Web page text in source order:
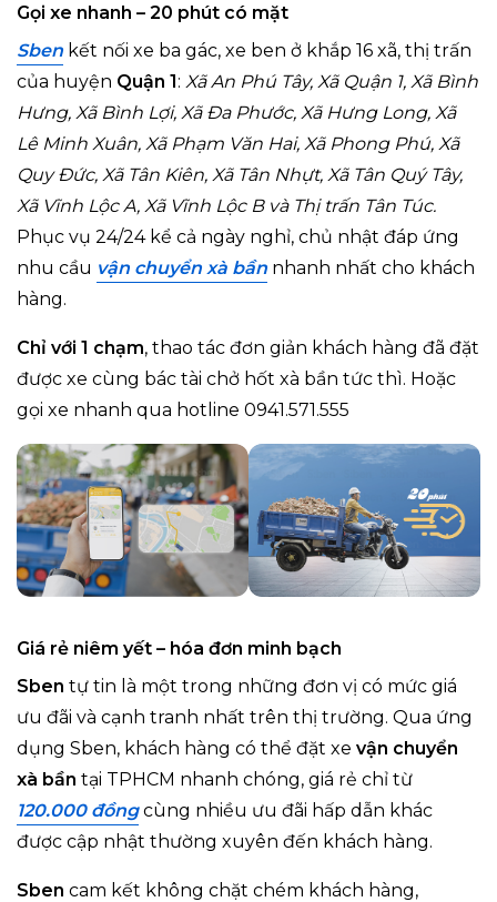
Gọi xe nhanh – 20 phút có mặt
Sben kết nối xe ba gác, xe ben ở khắp 16 xã, thị trấn
của huyện Quận 1: Xã An Phú Tây, Xã Quận 1, Xã Bình
Hưng, Xã Bình Lợi, Xã Đa Phước, Xã Hưng Long, Xã
Lê Minh Xuân, Xã Phạm Văn Hai, Xã Phong Phú, Xã
Quy Đức, Xã Tân Kiên, Xã Tân Nhựt, Xã Tân Quý Tây,
Xã Vĩnh Lộc A, Xã Vĩnh Lộc Bvà Thị trấn Tân Túc.
Phục vụ 24/24 kể cả ngày nghỉ, chủ nhật đáp ứng
nhu cầu vận chuyển xà bần nhanh nhất cho khách
hàng.
Chỉ với 1 chạm, thao tác đơn giản khách hàng đã đặt
được xe cùng bác tài chở hốt xà bần tức thì. Hoặc
gọi xe nhanh qua hotline 0941.571.555
Giá rẻ niêm yết – hóa đơn minh bạch
Sben tự tin là một trong những đơn vị có mức giá
ưu đãi và cạnh tranh nhất trên thị trường. Qua ứng
dụng Sben, khách hàng có thể đặt xe vận chuyển
xà bần tại TPHCM nhanh chóng, giá rẻ chỉ từ
120.000 đồngcùng nhiều ưu đãi hấp dẫn khác
được cập nhật thường xuyên đến khách hàng.
Sben cam kết không chặt chém khách hàng,